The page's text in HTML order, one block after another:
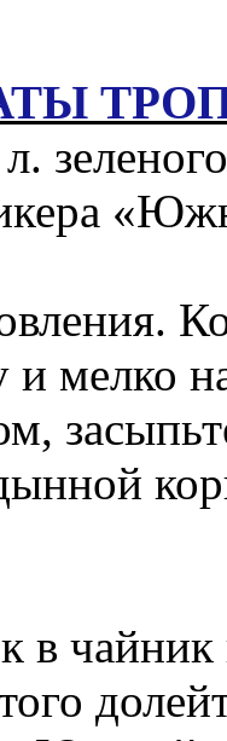
мелко
в